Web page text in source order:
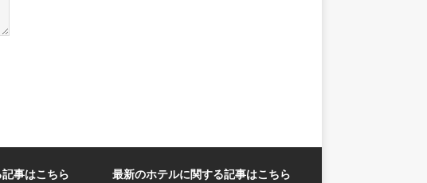
事はこちら 最新のホテルに関する記事はこちら